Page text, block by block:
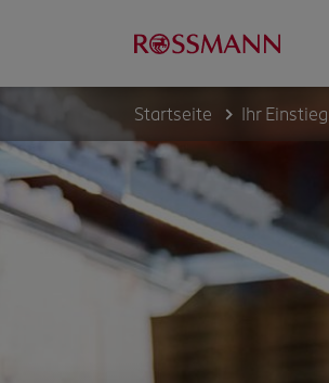
Startseite Ihr Einstieg